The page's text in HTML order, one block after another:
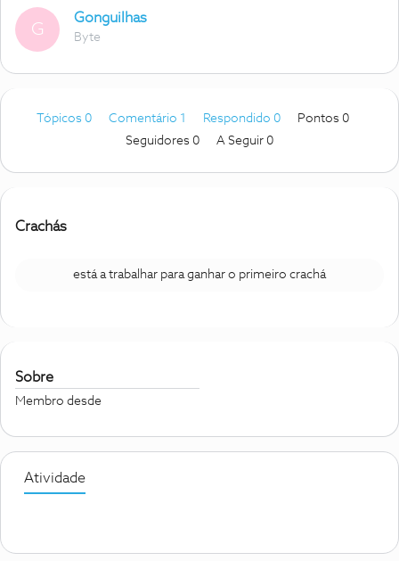
G
Gonguilhas
Byte
Tópicos 0 Comentário 1 Respondido 0
Pontos 0
Seguidores 0 A Seguir 0
Crachás
está a trabalhar para ganhar o primeiro crachá
Sobre
Membro desde
Atividade